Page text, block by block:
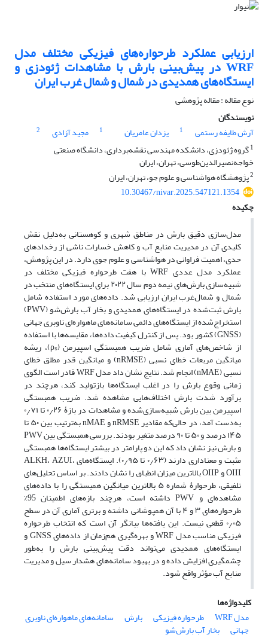
ارزیابی عملکرد طرحواره‌های فیزیکی مختلف مدل
WRF در پیش‌بینی بارش با مشاهدات ژئودزی و
ایستگاه‌های همدیدی در شمال و شمال غرب ایران
نوع مقاله : مقاله پژوهشی
نویسندگان
آرش طایفه رستمی
1 یزدان عامریان 1 مجید آزادی
2
1گروه ژئودزی، دانشکده مهندسی نقشه‌برداری، دانشگاه صنعتی
خواجه‌نصیرالدین‌طوسی، تهران، ایران
2پژوهشگاه هواشناسی و علوم جو، تهران، ایران
10.30467/nivar.2025.547121.1354
چکیده
مدل‌سازی دقیق بارش در مناطق شهری و کوهستانی به‌دلیل نقش
کلیدی آن در مدیریت منابع آب و کاهش خسارات ناشی از رخدادهای
حدی، اهمیت فراوانی در هواشناسی و علوم جوی دارد. در این پژوهش،
عملکرد مدل عددی WRF با هفت طرحواره فیزیکی مختلف در
شبیه‌سازی بارش‌های نیمه دوم سال ۲۰۲۲ برای ایستگاه‌های منتخب در
شمال و شمال‌غرب ایران ارزیابی شد. داده‌های مورد استفاده شامل
بارش ثبت‌شده در ایستگاه‌های همدیدی و بخار آب بارش‌شو (PWV)
استخراج‌شده از ایستگاه‌های دائمی سامانه‌های ماهواره‌ای ناوبری جهانی
(GNSS) کشور بود. پس از کنترل کیفیت داده‌ها، مقایسه‌ها با استفاده
از شاخص‌های آماری شامل ضریب همبستگی اسپیرمن (ρₛ)، ریشه
میانگین مربعات خطای نسبی (nRMSE) و میانگین قدر مطلق خطای
نسبی (nMAE) انجام شد. نتایج نشان داد مدل WRF قادر است الگوی
زمانی وقوع بارش را در اغلب ایستگاه‌ها بازتولید کند، هرچند در
برآورد شدت بارش اختلاف‌هایی مشاهده شد. ضریب همبستگی
اسپیرمن بین بارش شبیه‌سازی‌شده و مشاهدات در بازۀ ۰٫۲۶ تا ۰٫۷۱
به‌دست آمد، در حالی‌که مقادیر nRMSE و nMAE به‌ترتیب بین ۵۰ تا
۱۴۵ درصد و ۵۰ تا ۹۰ درصد متغیر بودند. بررسی همبستگی بین PWV
و بارش نیز نشان داد که این دو پارامتر در بیشتر ایستگاه‌ها همبستگی
مثبت و معناداری دارند (۰٫۶۳ تا ۰٫۹۵). ایستگاه‌های ALKH، AZUI،
OIII و OIIP بالاترین میزان انطباق را نشان دادند. بر اساس تحلیل‌های
تلفیقی، طرحوارۀ شماره ۵ بالاترین میانگین همبستگی را با داده‌های
مشاهده‌ای و PWV داشته است، هرچند بازه‌های اطمینان 95%
طرحواره‌های ۳ و ۴ با آن همپوشانی داشته و برتری آماری آن در سطح
۰٫۰۵ قطعی نیست. این یافته‌ها بیانگر آن است که انتخاب طرحواره
فیزیکی مناسب مدل WRF و بهره‌گیری هم‌زمان از داده‌های GNSS و
ایستگاه‌های همدیدی می‌تواند دقت پیش‌بینی بارش را به‌طور
چشمگیری افزایش داده و در بهبود سامانه‌های هشدار سیل و مدیریت
منابع آب مؤثر واقع شود.
کلیدواژه‌ها
مدل WRF
طرحواره فیزیکی بارش سامانه‌های ماهواره‌ای ناوبری
جهانی
بخار آب بارش‌شو